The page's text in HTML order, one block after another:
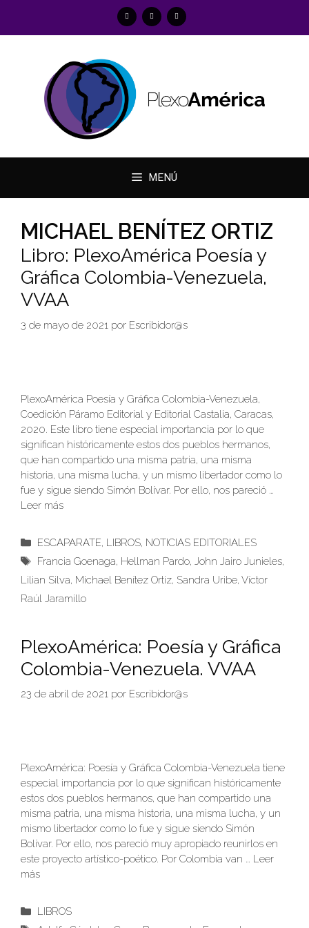
contenido
MENÚ
MICHAEL BENÍTEZ ORTIZ
Libro: PlexoAmérica Poesía y
Gráfica Colombia-Venezuela,
VVAA
3 de mayo de 2021 por Escribidor@s
PlexoAmérica Poesía y Gráfica Colombia-Venezuela,
Coedición Páramo Editorial y Editorial Castalia, Caracas,
2020. Este libro tiene especial importancia por lo que
significan históricamente estos dos pueblos hermanos,
que han compartido una misma patria, una misma
historia, una misma lucha, y un mismo libertador como lo
fue y sigue siendo Simón Bolívar. Por ello, nos pareció …
Leer más
Categorías
ESCAPARATE, LIBROS, NOTICIAS EDITORIALES
Etiquetas
Francia Goenaga, Hellman Pardo, John Jairo Junieles,
Lilian Silva, Michael Benítez Ortiz, Sandra Uribe, Víctor
Raúl Jaramillo
PlexoAmérica: Poesía y Gráfica
Colombia-Venezuela. VVAA
23 de abril de 2021 por Escribidor@s
PlexoAmérica: Poesía y Gráfica Colombia-Venezuela tiene
especial importancia por lo que significan históricamente
estos dos pueblos hermanos, que han compartido una
misma patria, una misma historia, una misma lucha, y un
mismo libertador como lo fue y sigue siendo Simón
Bolívar. Por ello, nos pareció muy apropiado reunirlos en
este proyecto artístico-poético. Por Colombia van … Leer
más
Categorías
LIBROS